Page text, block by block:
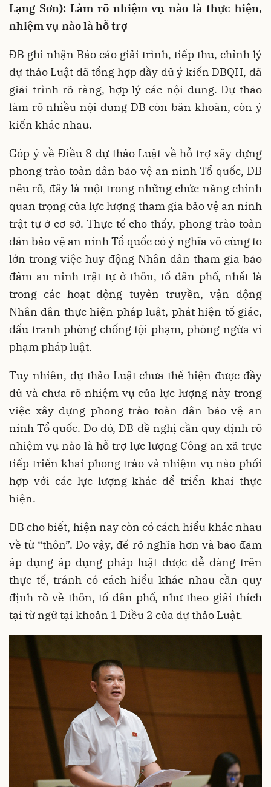
Lạng Sơn): Làm rõ nhiệm vụ nào là thực hiện,
nhiệm vụ nào là hỗ trợ
ĐB ghi nhận Báo cáo giải trình, tiếp thu, chỉnh lý
dự thảo Luật đã tổng hợp đầy đủ ý kiến ĐBQH, đã
giải trình rõ ràng, hợp lý các nội dung. Dự thảo
làm rõ nhiều nội dung ĐB còn băn khoăn, còn ý
kiến khác nhau.
Góp ý về Điều 8 dự thảo Luật về hỗ trợ xây dựng
phong trào toàn dân bảo vệ an ninh Tổ quốc, ĐB
nêu rõ, đây là một trong những chức năng chính
quan trọng của lực lượng tham gia bảo vệ an ninh
trật tự ở cơ sở. Thực tế cho thấy, phong trào toàn
dân bảo vệ an ninh Tổ quốc có ý nghĩa vô cùng to
lớn trong việc huy động Nhân dân tham gia bảo
đảm an ninh trật tự ở thôn, tổ dân phố, nhất là
trong các hoạt động tuyên truyền, vận động
Nhân dân thực hiện pháp luật, phát hiện tố giác,
đấu tranh phòng chống tội phạm, phòng ngừa vi
phạm pháp luật.
Tuy nhiên, dự thảo Luật chưa thể hiện được đầy
đủ và chưa rõ nhiệm vụ của lực lượng này trong
việc xây dựng phong trào toàn dân bảo vệ an
ninh Tổ quốc. Do đó, ĐB đề nghị cần quy định rõ
nhiệm vụ nào là hỗ trợ lực lượng Công an xã trực
tiếp triển khai phong trào và nhiệm vụ nào phối
hợp với các lực lượng khác để triển khai thực
hiện.
ĐB cho biết, hiện nay còn có cách hiểu khác nhau
về từ “thôn”. Do vậy, để rõ nghĩa hơn và bảo đảm
áp dụng áp dụng pháp luật được dễ dàng trên
thực tế, tránh có cách hiểu khác nhau cần quy
định rõ về thôn, tổ dân phố, như theo giải thích
tại từ ngữ tại khoản 1 Điều 2 của dự thảo Luật.